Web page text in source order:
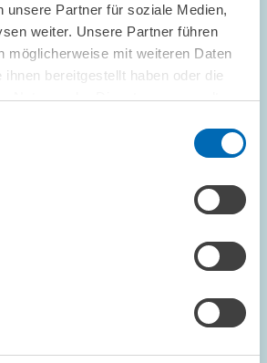
unsere Partner für soziale Medien,
weiter. Unsere Partner führen
möglicherweise mit weiteren Daten
bereitgestellt haben oder die
Nutzung der Dienste gesammelt
ist nicht automatisch
Reform darf das Preissignal
// Standpunkt von Sebastian